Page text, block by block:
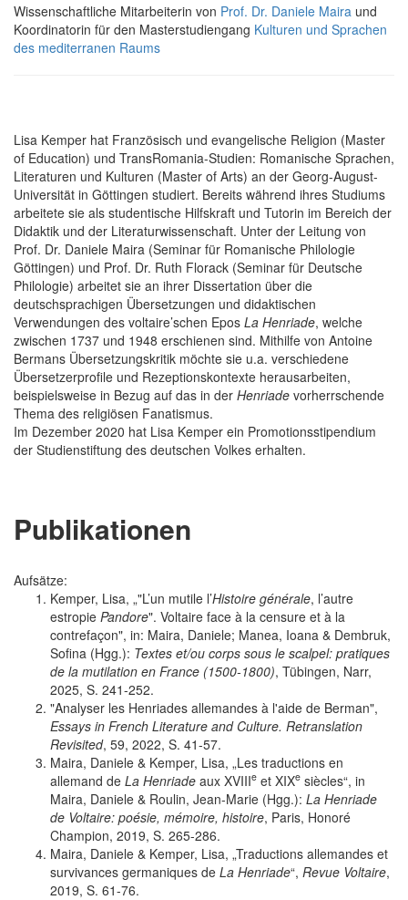
Wissenschaftliche Mitarbeiterin von Prof. Dr. Daniele Maira und
Koordinatorin für den Masterstudiengang Kulturen und Sprachen
des mediterranen Raums
Lisa Kemper hat Französisch und evangelische Religion (Master
of Education) und TransRomania-Studien: Romanische Sprachen,
Literaturen und Kulturen (Master of Arts) an der Georg-August-
Universität in Göttingen studiert. Bereits während ihres Studiums
arbeitete sie als studentische Hilfskraft und Tutorin im Bereich der
Didaktik und der Literaturwissenschaft. Unter der Leitung von
Prof. Dr. Daniele Maira (Seminar für Romanische Philologie
Göttingen) und Prof. Dr. Ruth Florack (Seminar für Deutsche
Philologie) arbeitet sie an ihrer Dissertation über die
deutschsprachigen Übersetzungen und didaktischen
Verwendungen des voltaire’schen Epos La Henriade, welche
zwischen 1737 und 1948 erschienen sind. Mithilfe von Antoine
Bermans Übersetzungskritik möchte sie u.a. verschiedene
Übersetzerprofile und Rezeptionskontexte herausarbeiten,
beispielsweise in Bezug auf das in der Henriade vorherrschende
Thema des religiösen Fanatismus.
Im Dezember 2020 hat Lisa Kemper ein Promotionsstipendium
der Studienstiftung des deutschen Volkes erhalten.
Publikationen
Aufsätze:
Kemper, Lisa, „"L’un mutile l’Histoire générale, l’autre
estropie Pandore". Voltaire face à la censure et à la
contrefaçon", in: Maira, Daniele; Manea, Ioana & Dembruk,
Sofina (Hgg.): Textes et/ou corps sous le scalpel: pratiques
de la mutilation en France (1500-1800), Tübingen, Narr,
2025, S. 241-252.
"Analyser les Henriades allemandes à l'aide de Berman",
Essays in French Literature and Culture. Retranslation
Revisited, 59, 2022, S. 41-57.
Maira, Daniele & Kemper, Lisa, „Les traductions en
allemand de La Henriade aux XVIIIe et XIXe siècles“, in
Maira, Daniele & Roulin, Jean-Marie (Hgg.): La Henriade
de Voltaire: poésie, mémoire, histoire, Paris, Honoré
Champion, 2019, S. 265-286.
Maira, Daniele & Kemper, Lisa, „Traductions allemandes et
survivances germaniques de La Henriade“, Revue Voltaire,
2019, S. 61-76.